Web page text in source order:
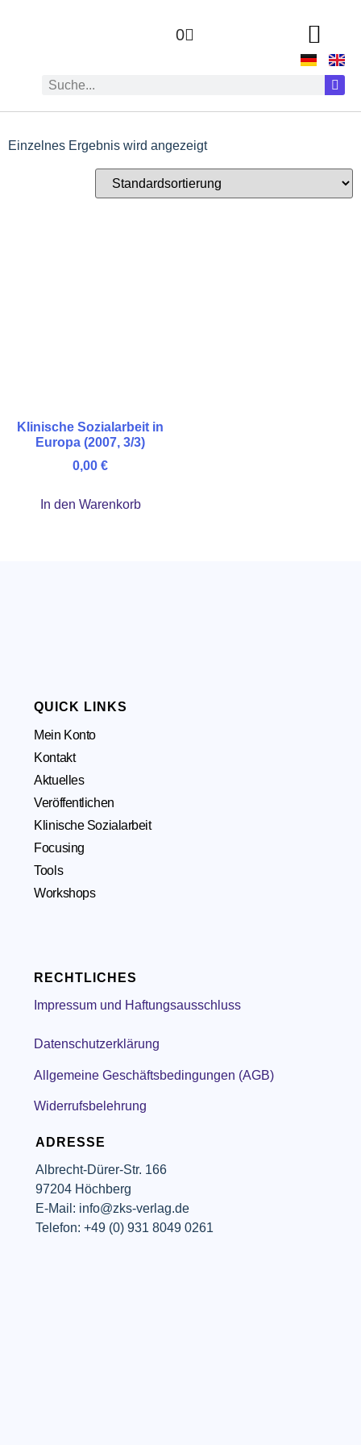
0
Einzelnes Ergebnis wird angezeigt
Klinische Sozialarbeit in
Europa (2007, 3/3)
0,00 €
In den Warenkorb
ADRESSE
Albrecht-Dürer-Str. 166
97204 Höchberg
E-Mail: info@zks-verlag.de
Telefon: +49 (0) 931 8049 0261
RECHTLICHES
Impressum und Haftungsausschluss
Datenschutzerklärung
Allgemeine Geschäftsbedingungen (AGB)
Widerrufsbelehrung
QUICK LINKS
Mein Konto
Kontakt
Aktuelles
Veröffentlichen
Klinische Sozialarbeit
Focusing
Tools
Workshops